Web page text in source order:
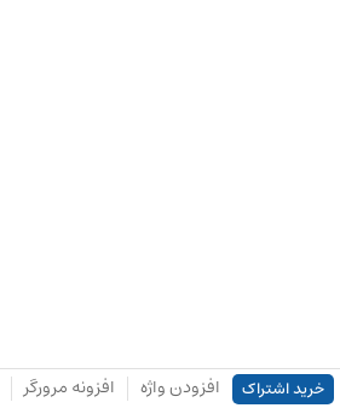
خرید اشتراک افزودن واژه افزونه مرورگر